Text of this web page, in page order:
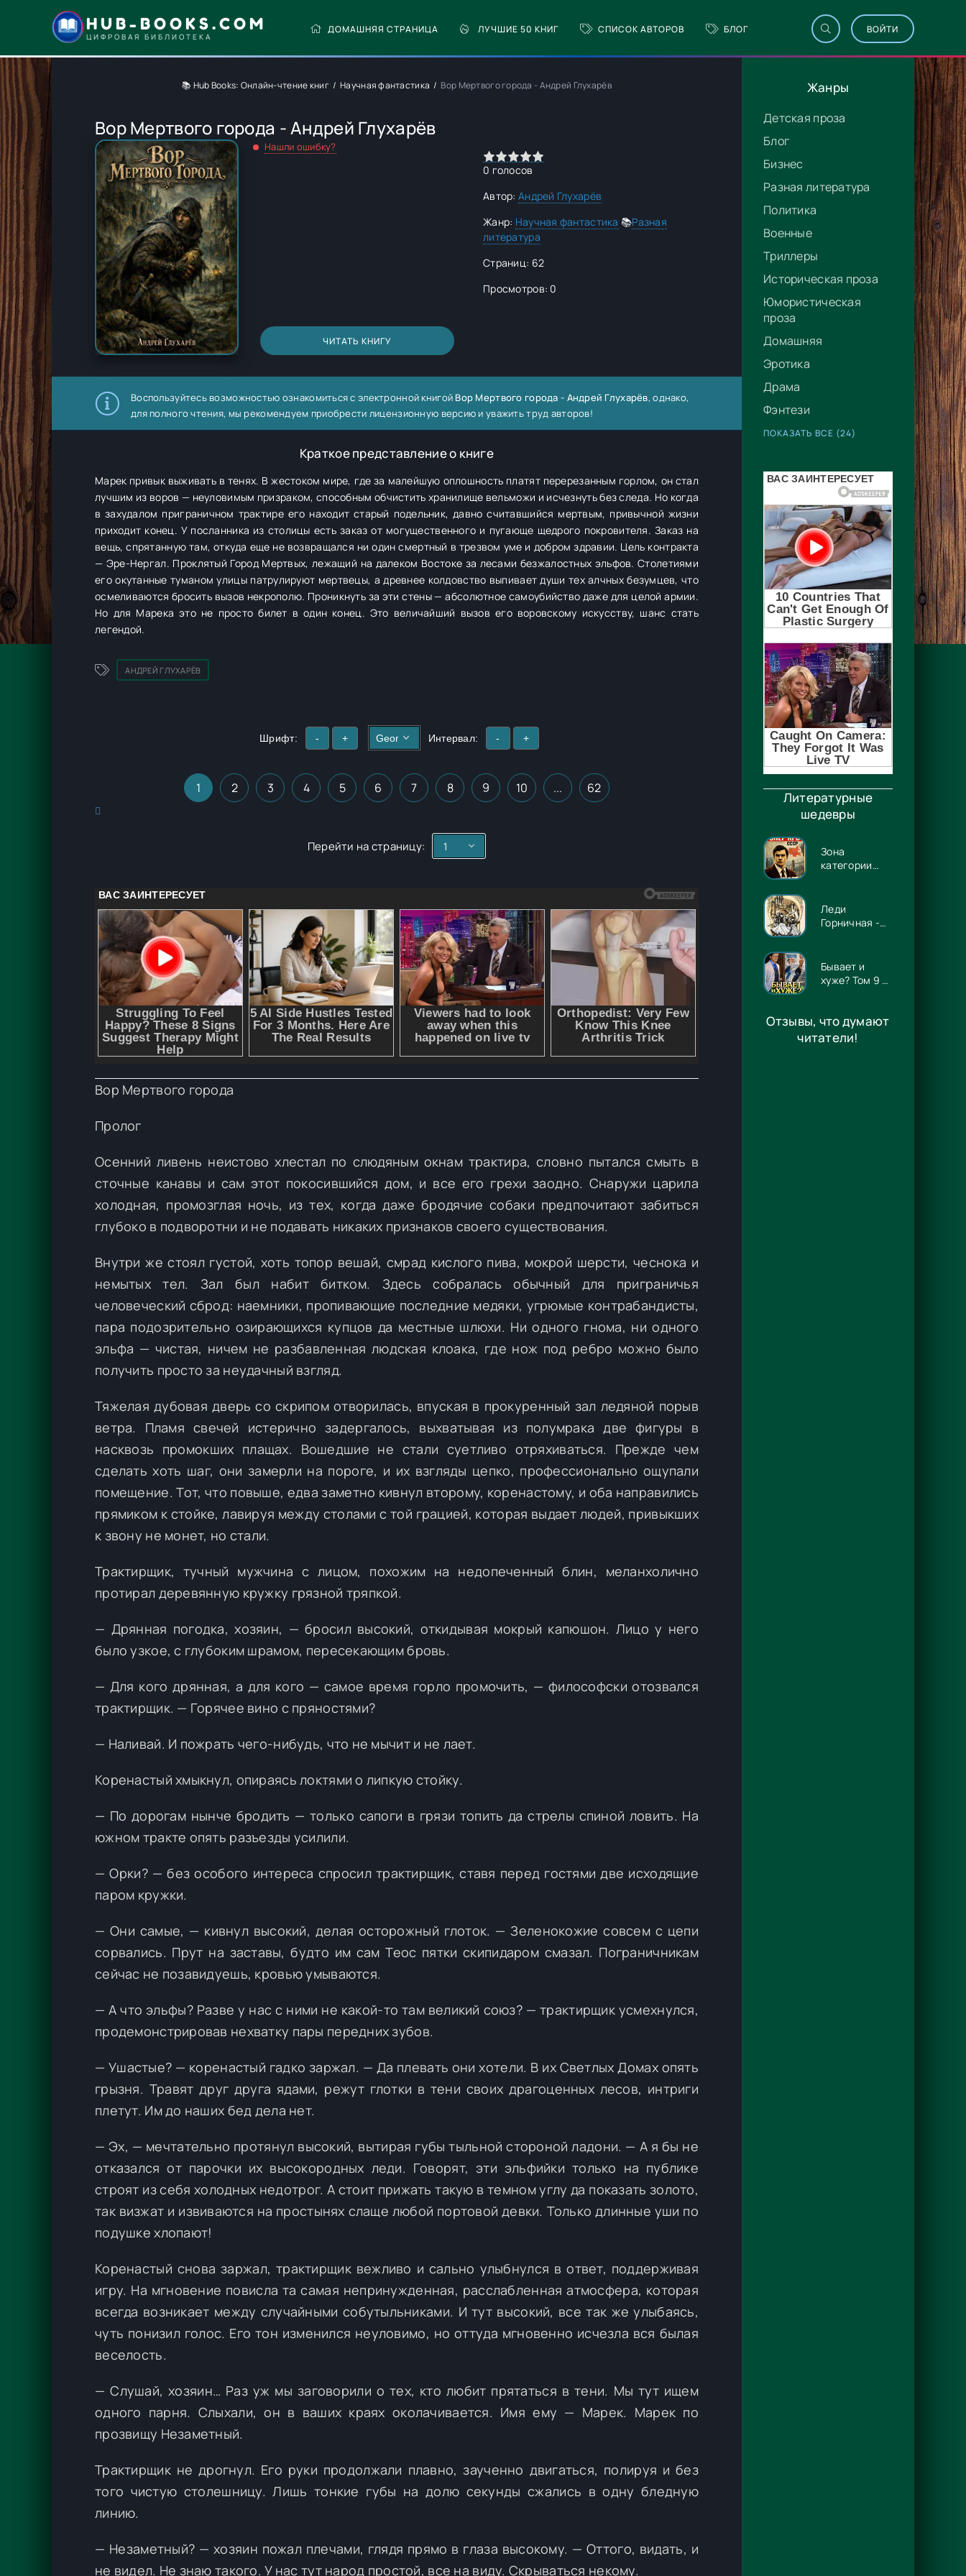
HUB-BOOKS.COM
ЦИФРОВАЯ БИБЛИОТЕКА
ДОМАШНЯЯ СТРАНИЦА ЛУЧШИЕ 50 КНИГ СПИСОК АВТОРОВ БЛОГ ВОЙТИ
Жанры
Детская проза
Блог
Бизнес
Разная литература
Политика
Военные
Триллеры
Историческая проза
Юмористическая
проза
Домашняя
Эротика
Драма
Фэнтези
ПОКАЗАТЬ ВСЕ (24)
Литературные
шедевры
Зона
категории
Штиль
Леди
Горничная -
Бывает и
хуже? Том 9 -
Отзывы, что думают
читатели!
📚 Hub Books: Онлайн-чтение книг Научная фантастика Вор Мертвого города - Андрей Глухарёв
Вор Мертвого города - Андрей Глухарёв
Нашли ошибку?
ЧИТАТЬ КНИГУ
0 голосов
Автор: Андрей Глухарёв
Жанр: Научная фантастика 📚Разная
литература
Страниц: 62
Просмотров: 0
Воспользуйтесь возможностью ознакомиться с электронной книгой Вор Мертвого города - Андрей Глухарёв, однако,
для полного чтения, мы рекомендуем приобрести лицензионную версию и уважить труд авторов!
Краткое представление о книге
Марек привык выживать в тенях. В жестоком мире, где за малейшую оплошность платят перерезанным горлом, он стал
лучшим из воров — неуловимым призраком, способным обчистить хранилище вельможи и исчезнуть без следа. Но когда
в захудалом приграничном трактире его находит старый подельник, давно считавшийся мертвым, привычной жизни
приходит конец. У посланника из столицы есть заказ от могущественного и пугающе щедрого покровителя. Заказ на
вещь, спрятанную там, откуда еще не возвращался ни один смертный в трезвом уме и добром здравии. Цель контракта
— Эре-Нергал. Проклятый Город Мертвых, лежащий на далеком Востоке за лесами безжалостных эльфов. Столетиями
его окутанные туманом улицы патрулируют мертвецы, а древнее колдовство выпивает души тех алчных безумцев, что
осмеливаются бросить вызов некрополю. Проникнуть за эти стены — абсолютное самоубийство даже для целой армии.
Но для Марека это не просто билет в один конец. Это величайший вызов его воровскому искусству, шанс стать
легендой.
АНДРЕЙ ГЛУХАРЁВ
Шрифт: - + Интервал: - +
1 2 3 4 5 6 7 8 9 10 ... 62
Перейти на страницу:
Вор Мертвого города
Пролог
Осенний ливень неистово хлестал по слюдяным окнам трактира, словно пытался смыть в
сточные канавы и сам этот покосившийся дом, и все его грехи заодно. Снаружи царила
холодная, промозглая ночь, из тех, когда даже бродячие собаки предпочитают забиться
глубоко в подворотни и не подавать никаких признаков своего существования.
Внутри же стоял густой, хоть топор вешай, смрад кислого пива, мокрой шерсти, чеснока и
немытых тел. Зал был набит битком. Здесь собралась обычный для приграничья
человеческий сброд: наемники, пропивающие последние медяки, угрюмые контрабандисты,
пара подозрительно озирающихся купцов да местные шлюхи. Ни одного гнома, ни одного
эльфа — чистая, ничем не разбавленная людская клоака, где нож под ребро можно было
получить просто за неудачный взгляд.
Тяжелая дубовая дверь со скрипом отворилась, впуская в прокуренный зал ледяной порыв
ветра. Пламя свечей истерично задергалось, выхватывая из полумрака две фигуры в
насквозь промокших плащах. Вошедшие не стали суетливо отряхиваться. Прежде чем
сделать хоть шаг, они замерли на пороге, и их взгляды цепко, профессионально ощупали
помещение. Тот, что повыше, едва заметно кивнул второму, коренастому, и оба направились
прямиком к стойке, лавируя между столами с той грацией, которая выдает людей, привыкших
к звону не монет, но стали.
Трактирщик, тучный мужчина с лицом, похожим на недопеченный блин, меланхолично
протирал деревянную кружку грязной тряпкой.
— Дрянная погодка, хозяин, — бросил высокий, откидывая мокрый капюшон. Лицо у него
было узкое, с глубоким шрамом, пересекающим бровь.
— Для кого дрянная, а для кого — самое время горло промочить, — философски отозвался
трактирщик. — Горячее вино с пряностями?
— Наливай. И пожрать чего-нибудь, что не мычит и не лает.
Коренастый хмыкнул, опираясь локтями о липкую стойку.
— По дорогам нынче бродить — только сапоги в грязи топить да стрелы спиной ловить. На
южном тракте опять разъезды усилили.
— Орки? — без особого интереса спросил трактирщик, ставя перед гостями две исходящие
паром кружки.
— Они самые, — кивнул высокий, делая осторожный глоток. — Зеленокожие совсем с цепи
сорвались. Прут на заставы, будто им сам Теос пятки скипидаром смазал. Пограничникам
сейчас не позавидуешь, кровью умываются.
— А что эльфы? Разве у нас с ними не какой-то там великий союз? — трактирщик усмехнулся,
продемонстрировав нехватку пары передних зубов.
— Ушастые? — коренастый гадко заржал. — Да плевать они хотели. В их Светлых Домах опять
грызня. Травят друг друга ядами, режут глотки в тени своих драгоценных лесов, интриги
плетут. Им до наших бед дела нет.
— Эх, — мечтательно протянул высокий, вытирая губы тыльной стороной ладони. — А я бы не
отказался от парочки их высокородных леди. Говорят, эти эльфийки только на публике
строят из себя холодных недотрог. А стоит прижать такую в темном углу да показать золото,
так визжат и извиваются на простынях слаще любой портовой девки. Только длинные уши по
подушке хлопают!
Коренастый снова заржал, трактирщик вежливо и сально улыбнулся в ответ, поддерживая
игру. На мгновение повисла та самая непринужденная, расслабленная атмосфера, которая
всегда возникает между случайными собутыльниками. И тут высокий, все так же улыбаясь,
чуть понизил голос. Его тон изменился неуловимо, но оттуда мгновенно исчезла вся былая
веселость.
— Слушай, хозяин… Раз уж мы заговорили о тех, кто любит прятаться в тени. Мы тут ищем
одного парня. Слыхали, он в ваших краях околачивается. Имя ему — Марек. Марек по
прозвищу Незаметный.
Трактирщик не дрогнул. Его руки продолжали плавно, заученно двигаться, полируя и без
того чистую столешницу. Лишь тонкие губы на долю секунды сжались в одну бледную
линию.
— Незаметный? — хозяин пожал плечами, глядя прямо в глаза высокому. — Оттого, видать, и
не видел. Не знаю такого. У нас тут народ простой, все на виду. Скрываться некому.